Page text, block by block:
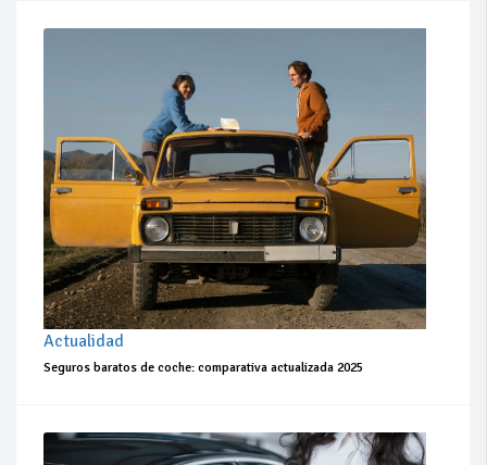
Actualidad
Seguros baratos de coche: comparativa actualizada 2025